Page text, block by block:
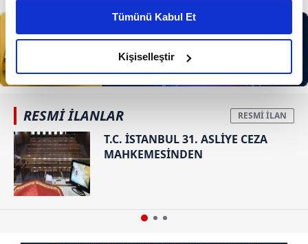
daha iyi reklam deneyimi yaşatabiliriz. Bunu yaparken
amacımızın size daha iyi bir reklam deneyimi sunmak
olduğunu ve sizlere en iyi içerikleri sunabilmek adına
elimizden gelen çabayı gösterdiğimizi ve bu noktada,
reklamların maliyetlerimizi karşılamak noktasında tek gelir
kalemimiz olduğunu sizlere hatırlatmak isteriz.
Her halükârda, kullanıcılar, bu çerezlere izin vermedikleri
takdirde, kullanıcılara hedefli reklamlar
gösterilmeyecektir."
Sitemizde kendimize ve üçüncü kişilere ait çerezler
Tümünü Kabul Et
Kişiselleştir
RESMİ İLANLAR
T.C. İSTANBUL 31. ASLİYE CEZA
MAHKEMESİNDEN